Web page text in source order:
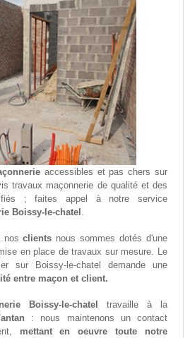
accessibles et pas chers sur
travaux maçonnerie de qualité et des
; faites appel à notre service
Boissy-le-chatel .
nosclients nous sommes dotés d'une
en place de travaux sur mesure. Le
sur Boissy-le-chatel demande une
entre maçon et client.
Boissy-le-chatel
travaille à la
: nous maintenons un contact
mettant en oeuvre toute notre